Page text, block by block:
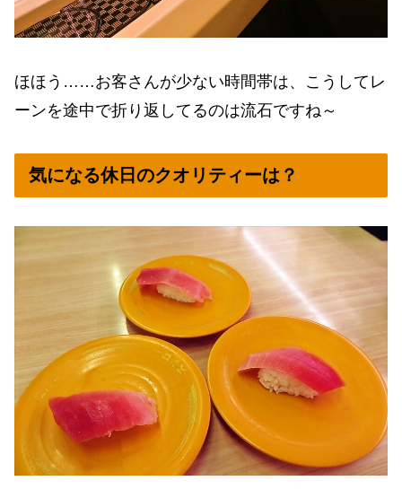
ほほう……お客さんが少ない時間帯は、こうしてレ
ーンを途中で折り返してるのは流石ですね～
気になる休日のクオリティーは？